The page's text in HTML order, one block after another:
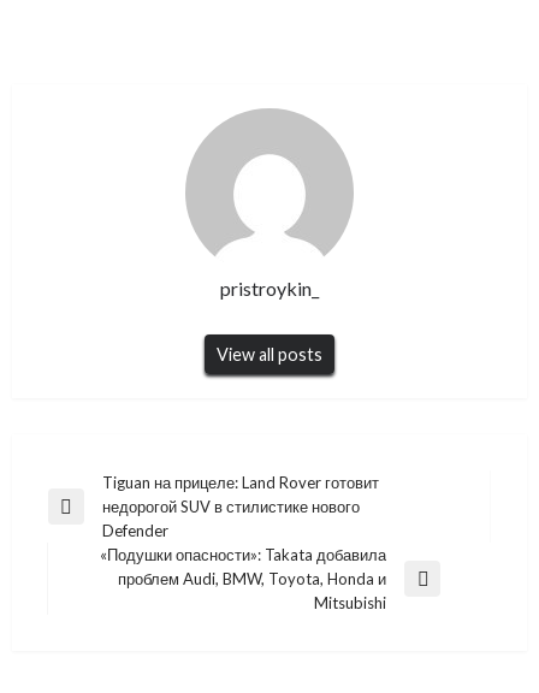
pristroykin_
View all posts
Навигация
по
записям
Previous
Tiguan на прицеле: Land Rover готовит
недорогой SUV в стилистике нового
Defender
«Подушки опасности»: Takata добавила
проблем Audi, BMW, Toyota, Honda и
Mitsubishi